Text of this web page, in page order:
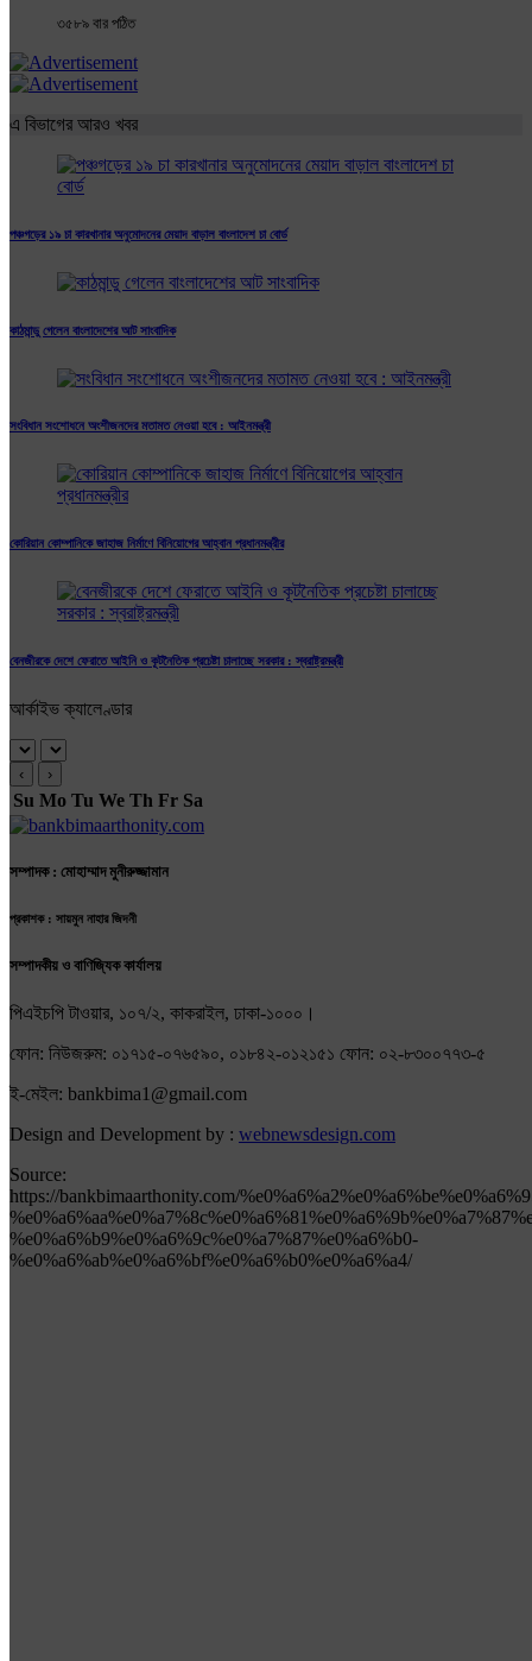
৩৫৮৯ বার পঠিত
এ বিভাগের আরও খবর
পঞ্চগড়ের ১৯ চা কারখানার অনুমোদনের মেয়াদ বাড়াল বাংলাদেশ চা বোর্ড
কাঠমান্ডু গেলেন বাংলাদেশের আট সাংবাদিক
সংবিধান সংশোধনে অংশীজনদের মতামত নেওয়া হবে : আইনমন্ত্রী
কোরিয়ান কোম্পানিকে জাহাজ নির্মাণে বিনিয়োগের আহ্বান প্রধানমন্ত্রীর
বেনজীরকে দেশে ফেরাতে আইনি ও কূটনৈতিক প্রচেষ্টা চালাচ্ছে সরকার : স্বরাষ্ট্রমন্ত্রী
আর্কাইভ ক্যালেণ্ডার
‹ ›
Su Mo Tu We Th Fr Sa
সম্পাদক : মোহাম্মাদ মুনীরুজ্জামান
প্রকাশক : সায়মুন নাহার জিদনী
সম্পাদকীয় ও বাণিজ্যিক কার্যালয়
পিএইচপি টাওয়ার, ১০৭/২, কাকরাইল, ঢাকা-১০০০।
ফোন: নিউজরুম: ০১৭১৫-০৭৬৫৯০, ০১৮৪২-০১২১৫১ ফোন: ০২-৮৩০০৭৭৩-৫
ই-মেইল: bankbima1@gmail.com
Design and Development by : webnewsdesign.com
Source:
https://bankbimaarthonity.com/
%e0%a6%b9%e0%a6%9c%e0%a7%87%e0%a6%b0-
%e0%a6%ab%e0%a6%bf%e0%a6%b0%e0%a6%a4/